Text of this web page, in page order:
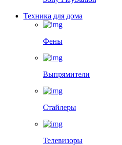
Техника для дома
Фены
Выпрямители
Стайлеры
Телевизоры